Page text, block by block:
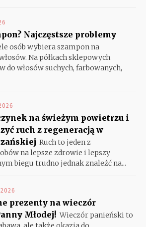
Najczęstsze problemy
osób wybiera szampon na
Na półkach sklepowych
do włosów suchych, farbowanych,
na świeżym powietrzu i
ruch z regeneracją w
Ruch to jeden z
na lepsze zdrowie i lepszy
biegu trudno jednak znaleźć na...
prezenty na wieczór
Młodej! Wieczór panieński to